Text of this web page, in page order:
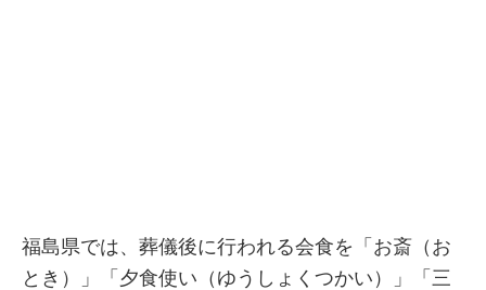
福島県では、葬儀後に行われる会食を「お斎（お
とき）」「夕食使い（ゆうしょくつかい）」「三